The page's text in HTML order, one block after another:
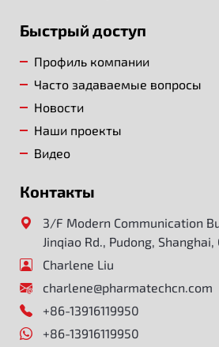
Быстрый доступ
Профиль компании
Часто задаваемые вопросы
Новости
Наши проекты
Видео
Контакты
3/F Modern Communication
Jinqiao Rd., Pudong, Shanghai,
Charlene Liu
charlene@pharmatechcn.com
+86-13916119950
+86-13916119950